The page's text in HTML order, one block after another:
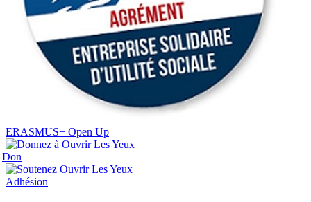
ERASMUS+ Open Up
Don
Adhésion